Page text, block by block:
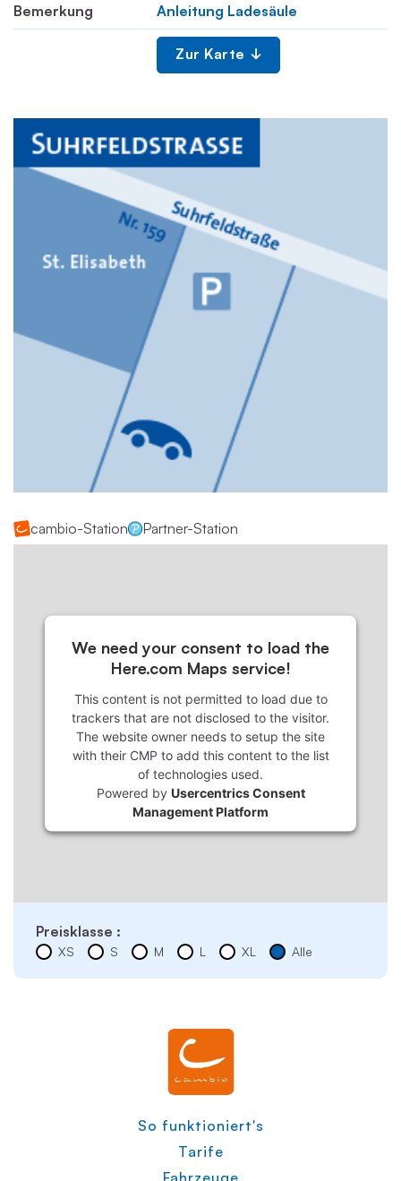
Bemerkung Anleitung Ladesäule
Zur Karte
cambio-Station Partner-Station
We need your consent to load the
Here.com Maps service!
This content is not permitted to load due to
trackers that are not disclosed to the visitor.
The website owner needs to setup the site
with their CMP to add this content to the list
of technologies used.
Powered by Usercentrics Consent
Management Platform
Preisklasse :
XS S M L XL Alle
So funktioniert's
Tarife
Fahrzeuge